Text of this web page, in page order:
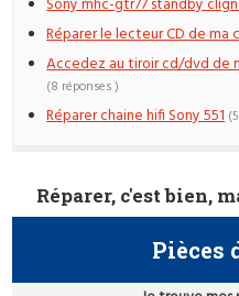
Sony mhc-gtr77 standby
Réparer le lecteur CD de ma
Accedez au tiroir cd/dvd de
(8 réponses )
Réparer chaine hifi Sony 551
Réparer, c'est bien,
Pièces